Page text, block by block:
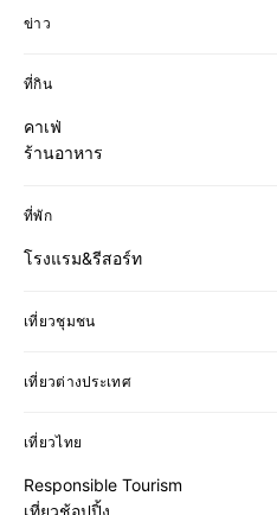
ข่าว
ที่กิน
คาเฟ่
ร้านอาหาร
ที่พัก
โรงแรม&รีสอร์ท
เที่ยวชุมชน
เที่ยวต่างประเทศ
เที่ยวไทย
Responsible Tourism
เที่ยวช้อปปิ้ง